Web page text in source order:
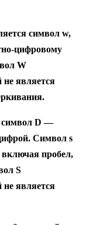
символ w,
цифровому
W
не является
символ D —
Символ s
включая пробел,
S
не является